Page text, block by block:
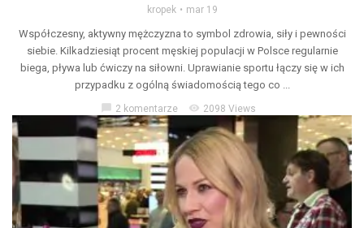
kropek mar 19
Współczesny, aktywny mężczyzna to symbol zdrowia, siły i pewności
siebie. Kilkadziesiąt procent męskiej populacji w Polsce regularnie
biega, pływa lub ćwiczy na siłowni. Uprawianie sportu łączy się w ich
przypadku z ogólną świadomością tego co ...
chat_bubble 2 komentarze visibility 2098 Views